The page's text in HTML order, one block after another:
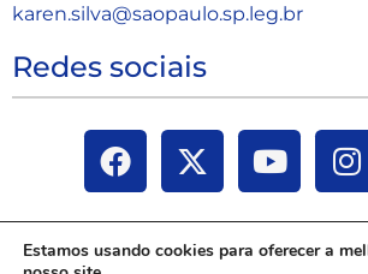
karen.silva@saopaulo.sp.leg.br
Redes sociais
Estamos usando cookies para oferecer a